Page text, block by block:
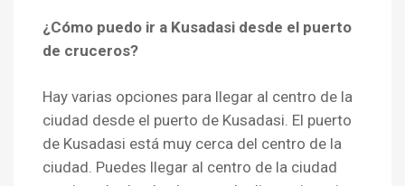
¿Cómo puedo ir a Kusadasi desde el puerto
de cruceros?
Hay varias opciones para llegar al centro de la
ciudad desde el puerto de Kusadasi. El puerto
de Kusadasi está muy cerca del centro de la
ciudad. Puedes llegar al centro de la ciudad